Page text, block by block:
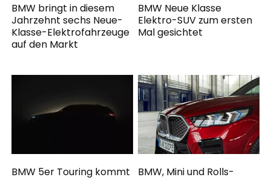
BMW bringt in diesem
Jahrzehnt sechs Neue-
Klasse-Elektrofahrzeuge
auf den Markt
BMW Neue Klasse
Elektro-SUV zum ersten
Mal gesichtet
BMW 5er Touring kommt
BMW, Mini und Rolls-